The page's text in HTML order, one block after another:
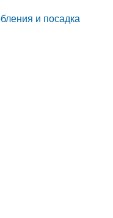
и посадка